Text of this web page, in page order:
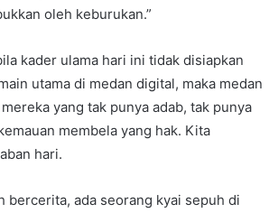
oleh keburukan.”
kader ulama hari ini tidak disiapkan
utama di medan digital, maka medan
yang tak punya adab, tak punya
membela yang hak. Kita
hari.
bercerita, ada seorang kyai sepuh di